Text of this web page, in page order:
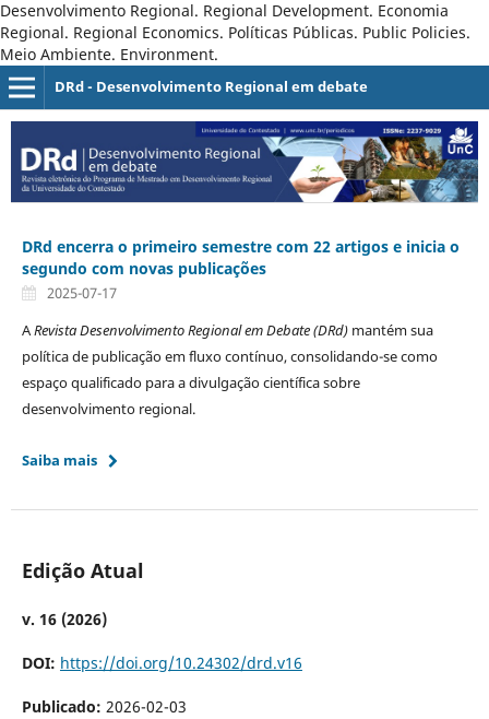
Desenvolvimento Regional. Regional Development. Economia
Regional. Regional Economics. Políticas Públicas. Public Policies.
Meio Ambiente. Environment.
DRd - Desenvolvimento Regional em debate
DRd encerra o primeiro semestre com 22 artigos e inicia o
segundo com novas publicações
2025-07-17
ARevista Desenvolvimento Regional em Debate (DRd)mantém sua
política de publicação em fluxo contínuo, consolidando-se como
espaço qualificado para a divulgação científica sobre
desenvolvimento regional.
Saiba mais
Edição Atual
v. 16 (2026)
DOI: https://doi.org/10.24302/drd.v16
Publicado: 2026-02-03